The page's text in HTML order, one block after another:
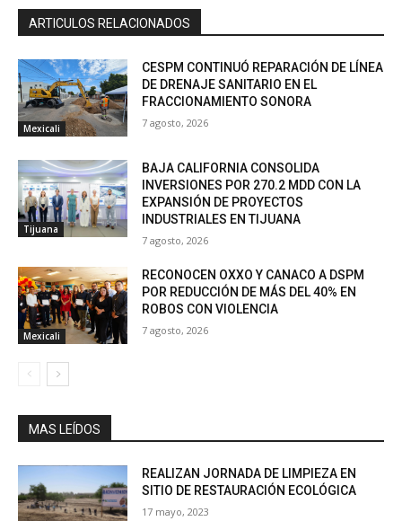
ARTICULOS RELACIONADOS
Mexicali
CESPM CONTINUÓ REPARACIÓN DE LÍNEA
DE DRENAJE SANITARIO EN EL
FRACCIONAMIENTO SONORA
7 agosto, 2026
Tijuana
BAJA CALIFORNIA CONSOLIDA
INVERSIONES POR 270.2 MDD CON LA
EXPANSIÓN DE PROYECTOS
INDUSTRIALES EN TIJUANA
7 agosto, 2026
Mexicali
RECONOCEN OXXO Y CANACO A DSPM
POR REDUCCIÓN DE MÁS DEL 40% EN
ROBOS CON VIOLENCIA
7 agosto, 2026
MAS LEÍDOS
REALIZAN JORNADA DE LIMPIEZA EN
SITIO DE RESTAURACIÓN ECOLÓGICA
17 mayo, 2023